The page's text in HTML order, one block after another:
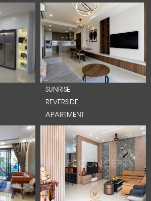
SUNRISE
REVERSIDE
APARTMENT